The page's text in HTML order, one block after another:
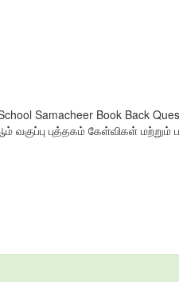
Samacheer Book Back
புத்தகம் கேள்விகள் மற்றும்